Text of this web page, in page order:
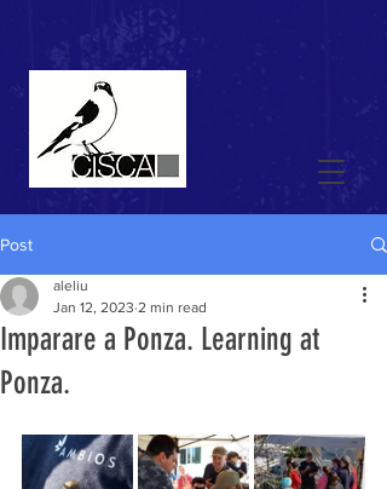
Post
Imparare a Ponza. Learning at
Ponza.
aleliu
Jan 12, 2023 2 min read